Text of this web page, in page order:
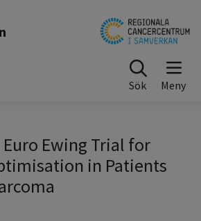
Sök
Ewing Trial for
in Patients